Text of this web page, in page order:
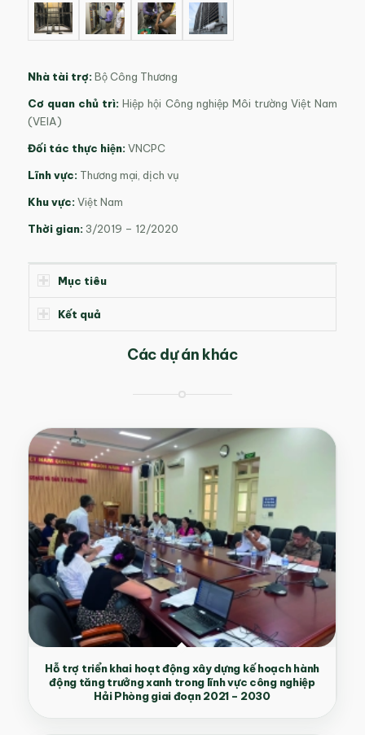
Nhà tài trợ: Bộ Công Thương
Cơ quan chủ trì:Hiệp hội Công nghiệp Môi trường Việt Nam
(VEIA)
Đối tác thực hiện: VNCPC
Lĩnh vực: Thương mại, dịch vụ
Khu vực: Việt Nam
Thời gian: 3/2019 – 12/2020
Mục tiêu
Kết quả
Các dự án khác
Hỗ trợ triển khai hoạt động xây dựng kế hoạch hành
động tăng trưởng xanh trong lĩnh vực công nghiệp
Hải Phòng giai đoạn 2021 – 2030